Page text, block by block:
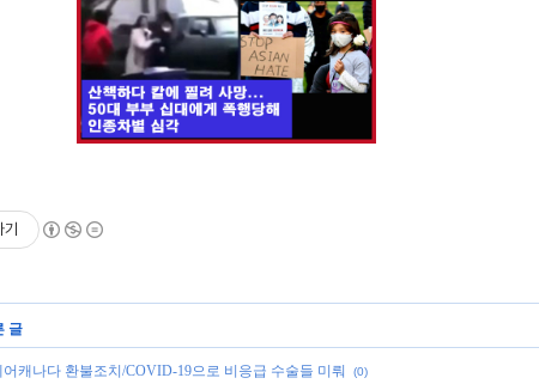
글
캐나다 환불조치/COVID-19으로 비응급 수술들 미뤄 (0)